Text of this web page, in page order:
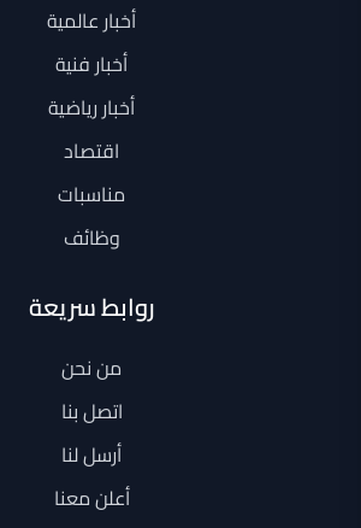
أخبار عالمية
أخبار فنية
أخبار رياضية
اقتصاد
مناسبات
وظائف
روابط سريعة
من نحن
اتصل بنا
أرسل لنا
أعلن معنا